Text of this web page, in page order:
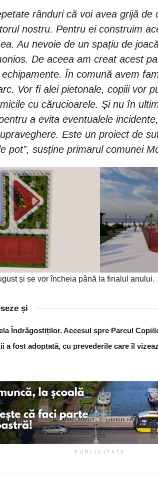
rânduri că voi avea grijă de
nostru. Pentru ei construim
Au nevoie de un spațiu de
De aceea am creat acest
În comună avem
Vor fi alei pietonale, copiii vor
cu cărucioarele. Și nu în
a evita eventualele
Este un proiect de
pot”, susține primarul comunei
și se vor încheia până la finalul anului.
și
Îndrăgostiților. Accesul spre Parcul
a fost adoptată, cu prevederile care îl
PUBLICITATE